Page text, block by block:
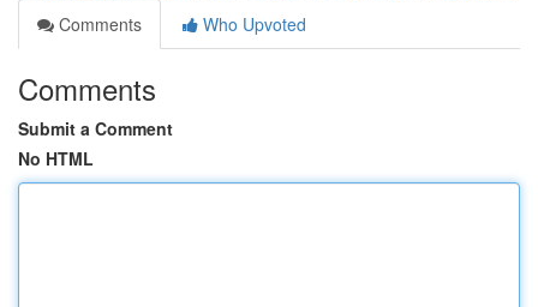
Comments
Who Upvoted
Comments
Submit a Comment
No HTML